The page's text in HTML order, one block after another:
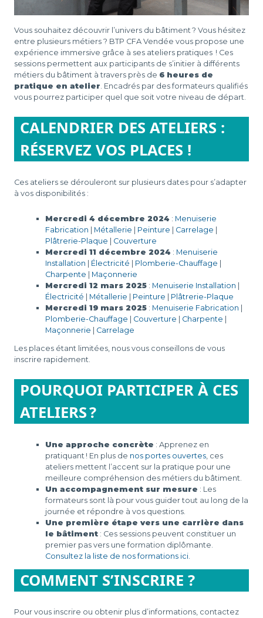
Vous souhaitez découvrir l’univers du bâtiment ? Vous hésitez
entre plusieurs métiers ? BTP CFA Vendée vous propose une
expérience immersive grâce à ses ateliers pratiques ! Ces
sessions permettent aux participants de s’initier à différents
métiers du bâtiment à travers près de 6 heures de
pratique en atelier. Encadrés par des formateurs qualifiés
vous pourrez participer quel que soit votre niveau de départ.
CALENDRIER DES ATELIERS :
RÉSERVEZ VOS PLACES !
Ces ateliers se dérouleront sur plusieurs dates pour s’adapter
à vos disponibilités :
Mercredi 4 décembre 2024: Menuiserie
Fabrication | Métallerie | Peinture | Carrelage |
Plâtrerie-Plaque | Couverture
Mercredi 11 décembre 2024: Menuiserie
Installation | Électricité | Plomberie-Chauffage |
Charpente | Maçonnerie
Mercredi 12 mars 2025: Menuiserie Installation |
Électricité | Métallerie | Peinture | Plâtrerie-Plaque
Mercredi 19 mars 2025: Menuiserie Fabrication |
Plomberie-Chauffage | Couverture | Charpente |
Maçonnerie | Carrelage
Les places étant limitées, nous vous conseillons de vous
inscrire rapidement.
POURQUOI PARTICIPER À CES
ATELIERS ?
Une approche concrète : Apprenez en
pratiquant ! En plus de nos portes ouvertes, ces
ateliers mettent l’accent sur la pratique pour une
meilleure compréhension des métiers du bâtiment.
Un accompagnement sur mesure : Les
formateurs sont là pour vous guider tout au long de la
journée et répondre à vos questions.
Une première étape vers une carrière dans
le bâtiment: Ces sessions peuvent constituer un
premier pas vers une formation diplômante.
Consultez la liste de nos formations ici.
COMMENT S’INSCRIRE ?
Pour vous inscrire ou obtenir plus d’informations, contactez